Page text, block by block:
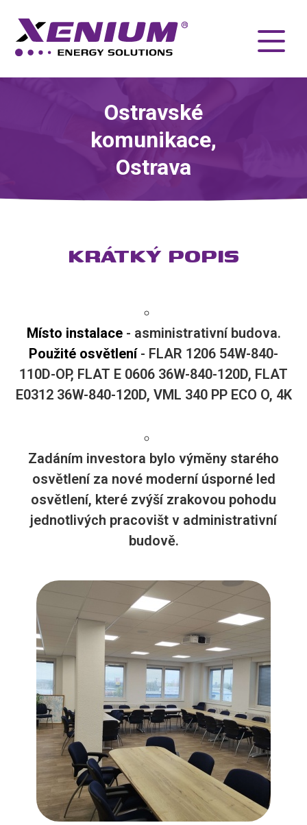
Ostravské
komunikace,
Ostrava
KRÁTKÝ POPIS
Místo instalace- asministrativní budova.
Použité osvětlení- FLAR 1206 54W-840-
110D-OP, FLAT E 0606 36W-840-120D, FLAT
E0312 36W-840-120D, VML 340 PP ECO O, 4K
Zadáním investora bylo výměny starého
osvětlení za nové moderní úsporné led
osvětlení, které zvýší zrakovou pohodu
jednotlivých pracovišt v administrativní
budově.